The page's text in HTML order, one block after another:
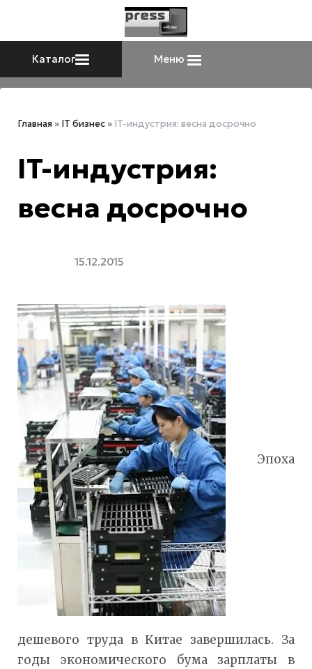
Каталог Меню
Главная » IT бизнес » IT-индустрия: весна досрочно
IT-индустрия:
весна досрочно
15.12.2015
Эпоха
дешевого труда в Китае завершилась. За
годы экономического бума зарплаты в